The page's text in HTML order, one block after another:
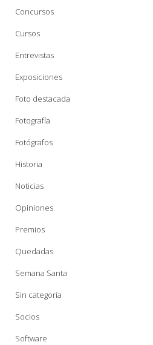
Concursos
Cursos
Entrevistas
Exposiciones
Foto destacada
Fotografía
Fotógrafos
Historia
Noticias
Opiniones
Premios
Quedadas
Semana Santa
Sin categoría
Socios
Software